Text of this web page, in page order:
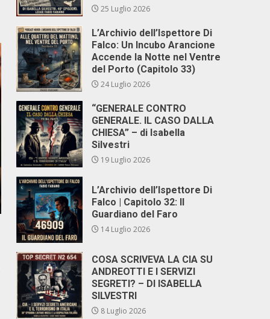
25 Luglio 2026
L’Archivio dell’Ispettore Di
Falco: Un Incubo Arancione
Accende la Notte nel Ventre
del Porto (Capitolo 33)
24 Luglio 2026
“GENERALE CONTRO
GENERALE. IL CASO DALLA
CHIESA” – di Isabella
Silvestri
19 Luglio 2026
L’Archivio dell’Ispettore Di
Falco | Capitolo 32: Il
Guardiano del Faro
14 Luglio 2026
COSA SCRIVEVA LA CIA SU
ANDREOTTI E I SERVIZI
SEGRETI? – DI ISABELLA
SILVESTRI
8 Luglio 2026